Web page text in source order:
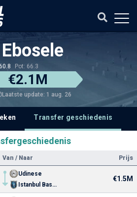
Pot: 66.3
€2.1M
Laatste update: 1 aug. 26
Transfer geschiedenis
Van / Naar Prijs
Udinese
Istanbul Basaksehir FK
€1.5M